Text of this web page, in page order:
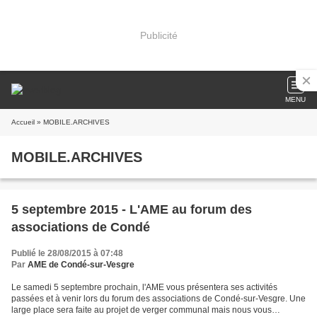
Publicité
MENU
Accueil » MOBILE.ARCHIVES
MOBILE.ARCHIVES
5 septembre 2015 - L'AME au forum des
associations de Condé
Publié le 28/08/2015 à 07:48
Par AME de Condé-sur-Vesgre
Le samedi 5 septembre prochain, l'AME vous présentera ses activités
passées et à venir lors du forum des associations de Condé-sur-Vesgre. Une
large place sera faite au projet de verger communal mais nous vous